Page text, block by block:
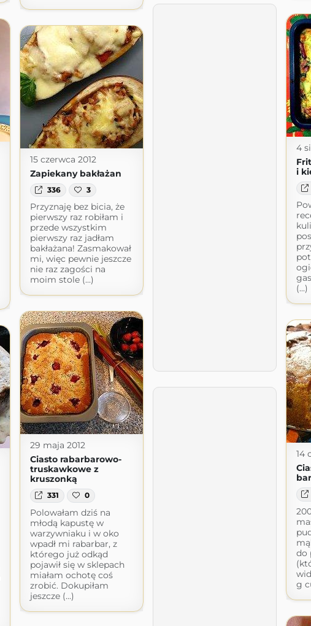
4
i
(...)
15 czerwca 2012
Zapiekany bakłażan
336 3
Przyznaję bez bicia, że
pierwszy raz robiłam i
przede wszystkim
pierwszy raz jadłam
bakłażana! Zasmakował
mi, więc pewnie jeszcze
nie raz zagości na
moim stole (...)
29 maja 2012
Ciasto rabarbarowo-
truskawkowe z
kruszonką
331 0
Polowałam dziś na
młodą kapustę w
warzywniaku i w oko
wpadł mi rabarbar, z
którego już odkąd
pojawił się w sklepach
miałam ochotę coś
zrobić. Dokupiłam
jeszcze (...)
14
do
g